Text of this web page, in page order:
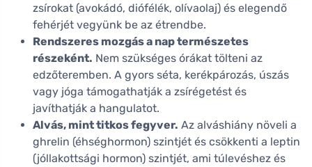
zsírokat (avokádó, diófélék, olívaolaj) és elegendő
fehérjét vegyünk be az étrendbe.
Rendszeres mozgás a nap természetes
részeként. Nem szükséges órákat tölteni az
edzőteremben. A gyors séta, kerékpározás, úszás
vagy jóga támogathatják a zsírégetést és
javíthatják a hangulatot.
Alvás, mint titkos fegyver. Az alváshiány növeli a
ghrelin (éhséghormon) szintjét és csökkenti a leptin
(jóllakottsági hormon) szintjét, ami túlevéshez és